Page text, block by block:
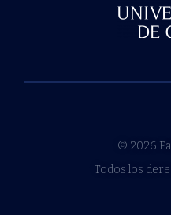
© 2026
Todos los